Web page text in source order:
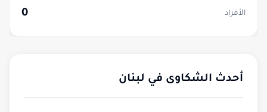
أحدث الشكاوى في لبنان
الأفراد 0